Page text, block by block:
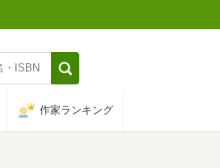
作家ランキング